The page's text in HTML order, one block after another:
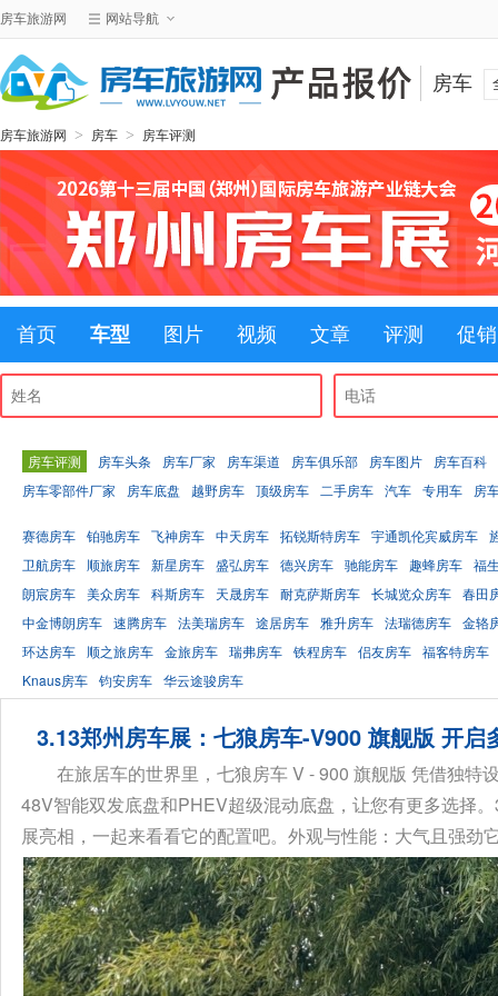
房车旅游网 网站导航
房车
房车旅游网 > 房车 > 房车评测
首页 车型 图片 视频 文章 评测 促销
房车评测 房车头条 房车厂家 房车渠道 房车俱乐部 房车图片
房车百科
房车零部件厂家
房车底盘 越野房车 顶级房车 二手房车 汽车 专用车 房
赛德房车 铂驰房车 飞神房车 中天房车 拓锐斯特房车 宇通凯伦宾威房车
卫航房车
顺旅房车 新星房车 盛弘房车 德兴房车 驰能房车 趣蜂房车 福
朗宸房车 美众房车 科斯房车 天晟房车 耐克萨斯房车 长城览众房车 春田
中金博朗房车 速腾房车 法美瑞房车 途居房车 雅升房车 法瑞德房车 金辂
环达房车
顺之旅房车 金旅房车 瑞弗房车 铁程房车 侣友房车 福客特房车
Knaus房车 钧安房车 华云途骏房车
3.13郑州房车展：七狼房车-V900 旗舰版 开启
在旅居车的世界里，七狼房车 V - 900 旗舰版 凭借独
48V智能双发底盘和PHEV超级混动底盘，让您有更多选择
展亮相，一起来看看它的配置吧。外观与性能：大气且强劲